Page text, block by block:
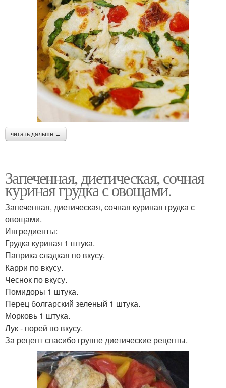
читать дальше →
Запеченная, диетическая, сочная
куриная грудка с овощами.
Запеченная, диетическая, сочная куриная грудка с
овощами.
Ингредиенты:
Грудка куриная 1 штука.
Паприка сладкая по вкусу.
Карри по вкусу.
Чеснок по вкусу.
Помидоры 1 штука.
Перец болгарский зеленый 1 штука.
Морковь 1 штука.
Лук - порей по вкусу.
За рецепт спасибо группе диетические рецепты.